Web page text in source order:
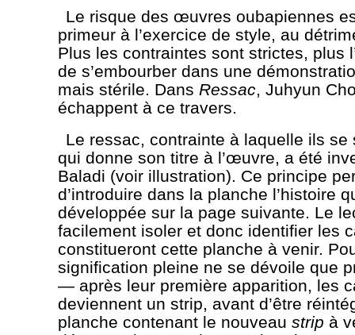
Le risque des œuvres oubapiennes
primeur à l’exercice de style, au
Plus les contraintes sont strictes, plus
de s’embourber dans une
mais stérile. Dans Ressac, Juhyun
échappent à ce travers.
Le ressac, contrainte à laquelle ils se
qui donne son titre à l’œuvre, a été
Baladi (voir illustration). Ce principe
d’introduire dans la planche l’histoire
développée sur la page suivante. Le
facilement isoler et donc identifier les
constitueront cette planche à venir.
signification pleine ne se dévoile que
— après leur première apparition, les
deviennent un strip, avant d’être
planche contenant le nouveau strip à